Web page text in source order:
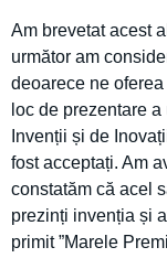
Am brevetat acest
următor am
deoarece ne
loc de prezentare
Invenții și de
fost acceptați. Am
constatăm că acel
prezinți invenția și
primit ”Marele